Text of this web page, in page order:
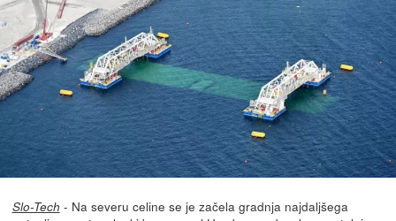
Slo-Tech - Na severu celine se je začela gradnja najdaljšega